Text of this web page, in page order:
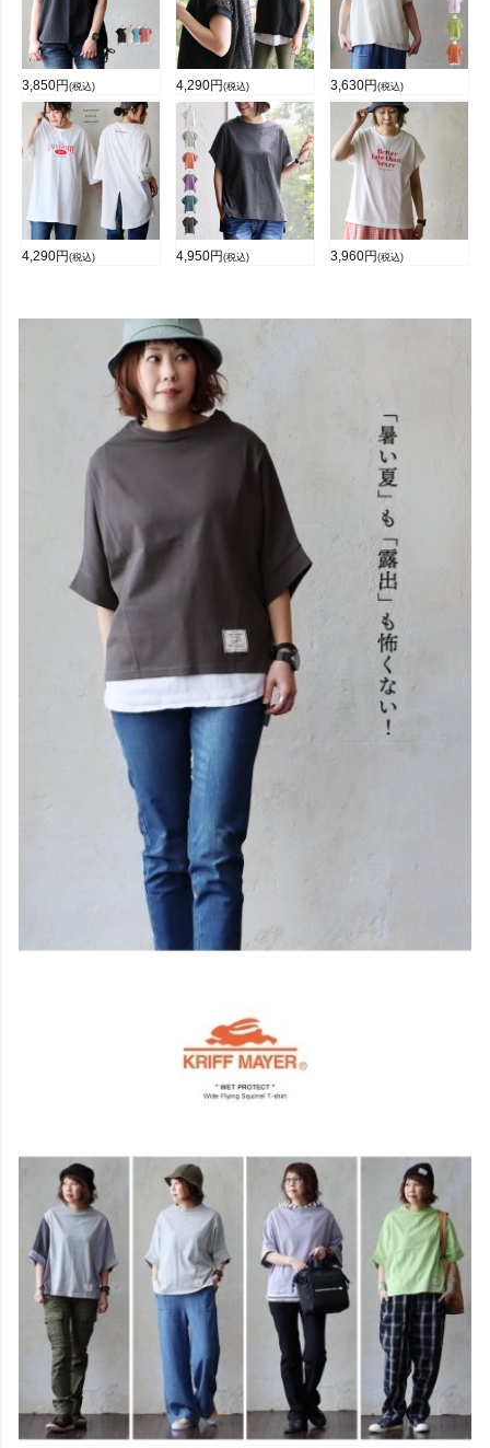
3,850円 (税込) 4,290円 (税込) 3,630円 (税込)
4,290円 (税込) 4,950円 (税込) 3,960円 (税込)